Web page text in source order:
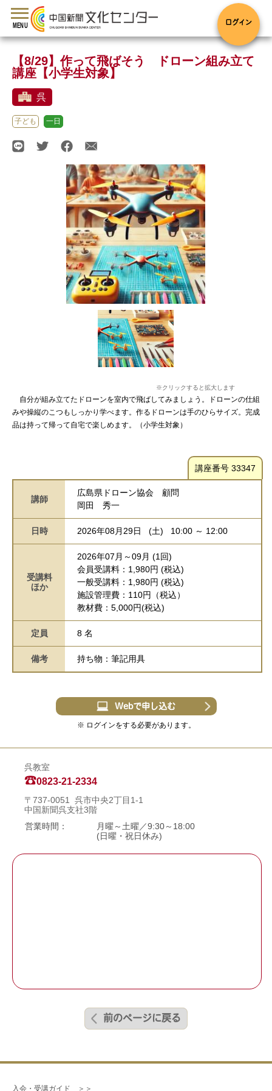
toggle
navigation
MENU ログイン
【8/29】作って飛ばそう ドローン組み立て
講座【小学生対象】
呉
子ども 一日
※クリックすると拡大します
自分が組み立てたドローンを室内で飛ばしてみましょう。ドローンの仕組
みや操縦のこつもしっかり学べます。作るドローンは手のひらサイズ。完成
品は持って帰って自宅で楽しめます。（小学生対象）
講座番号 33347
講師
広島県ドローン協会 顧問
岡田 秀一
日時 2026年08月29日 (土) 10:00 ～ 12:00
受講料
ほか
2026年07月～09月 (1回)
会員受講料：1,980円 (税込)
一般受講料：1,980円 (税込)
施設管理費：110円（税込）
教材費：5,000円(税込)
定員 8 名
備考 持ち物：筆記用具
Webで申し込む
※ ログインをする必要があります。
呉教室
0823-21-2334
〒737-0051 呉市中央2丁目1-1
中国新聞呉支社3階
営業時間：
月曜～土曜／9:30～18:00
(日曜・祝日休み)
前のページに戻る
入会・受講ガイド　＞＞